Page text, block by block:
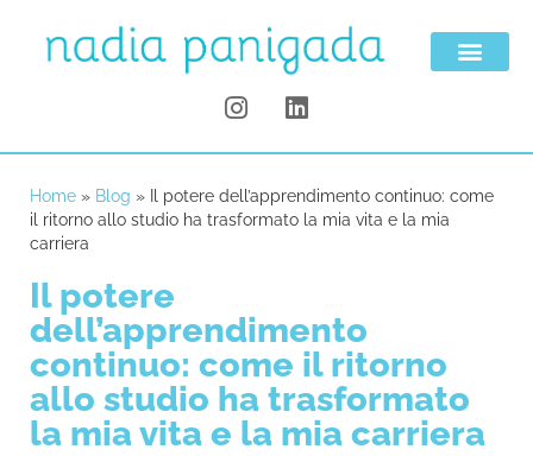
Home » Blog » Il potere dell’apprendimento continuo: come
il ritorno allo studio ha trasformato la mia vita e la mia
carriera
Il potere
dell’apprendimento
continuo: come il ritorno
allo studio ha trasformato
la mia vita e la mia carriera